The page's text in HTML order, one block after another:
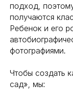
подход,
получаются
Ребенок и его
фотографиями.
Чтобы создать
сад», мы: